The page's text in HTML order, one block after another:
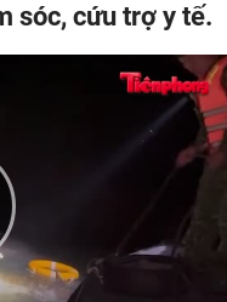
sóc, cứu trợ y tế.